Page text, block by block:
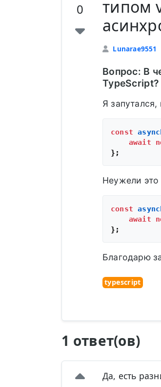
0
типом
Lunarae9551
Вопрос: В
TypeScript?
Я
const
await
Неужели
const
await
Благодарю
typescript
1 ответ(ов)
Да, есть